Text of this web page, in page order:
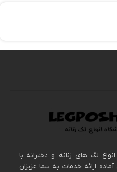
لگ های زنانه و دخترانه با
آماده ارائه خدمات به شما عزیزان